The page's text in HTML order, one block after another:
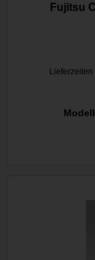
Fujitsu